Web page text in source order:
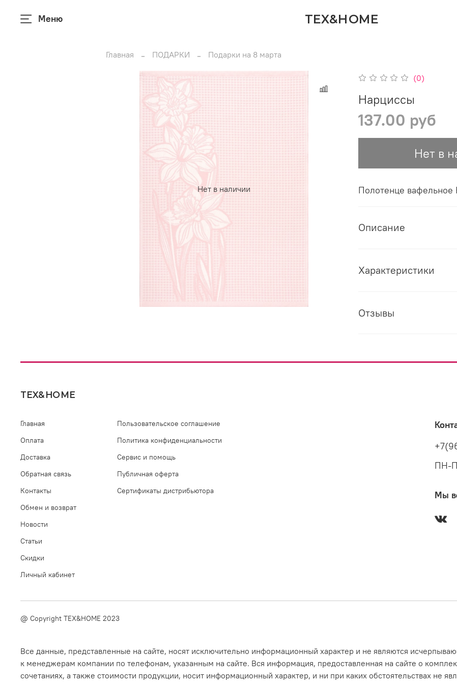
Меню TEX&HOME
Главная ПОДАРКИ Подарки на 8 марта
Нет в наличии
(0)
Нарциссы
137.00 руб
Нет в
Полотенце вафельное
Описание
Характеристики
Отзывы
TEX&HOME
Главная
Оплата
Доставка
Обратная связь
Контакты
Обмен и возврат
Новости
Статьи
Скидки
Личный кабинет
Пользовательское соглашение
Политика конфиденциальности
Сервис и помощь
Публичная оферта
Сертификаты дистрибьютора
ПН-
Мы
@ Copyright TEX&HOME 2023
Все данные, представленные на сайте, носят исключительно информационный характер и не являются
к менеджерам компании по телефонам, указанным на сайте. Вся информация, предоставленная на сайте о
сочетаниях, а также стоимости продукции, носит информационный характер, и ни при каких обстоятельствах не